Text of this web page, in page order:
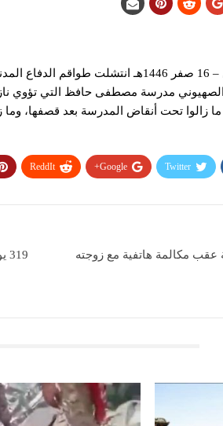
الصهيوني مدرسة مصطفى حافظ التي تؤوي
زالوا تحت أنقاض المدرسة بعد قصفها،
Twitter
Google+
ReddIt
مكالمة هاتفية مع زوجته